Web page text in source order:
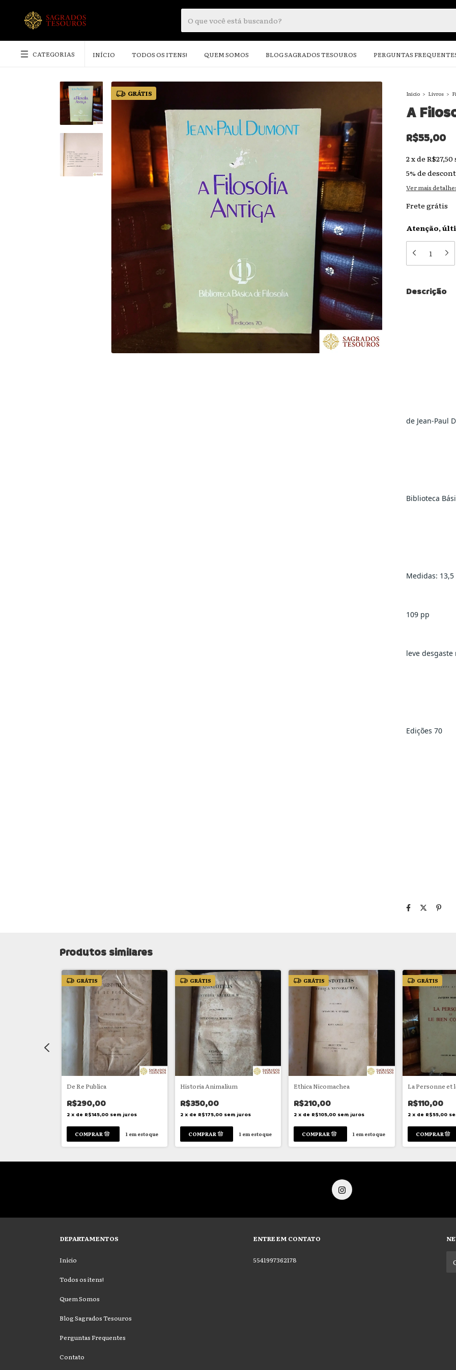
CATEGORIAS INÍCIO TODOS OS ITENS! QUEM SOMOS BLOG SAGRADOS TESOUROS PERGUNTAS
GRÁTIS Início > Livros >
A
R$55,00
2xde R$27,50
5% de
Ver mais
Frete grátis
Atenção,
Descrição
de Jean-Paul
Biblioteca
Medidas: 13,5
109 pp
leve
Edições 70
Produtos similares
GRÁTIS
De Re Publica
R$290,00
2 x de R$145,00 sem juros
1em estoque
GRÁTIS
Historia Animalium
R$350,00
2 x de R$175,00 sem juros
1em estoque
GRÁTIS
Ethica Nicomachea
R$210,00
2 x de R$105,00 sem juros
1 em estoque
GRÁTIS
La Personne et
R$110,00
2 x de R$55,00
DEPARTAMENTOS
Início
Todos os itens!
Quem Somos
Blog Sagrados Tesouros
Perguntas Frequentes
Contato
ENTRE EM CONTATO
5541997362178